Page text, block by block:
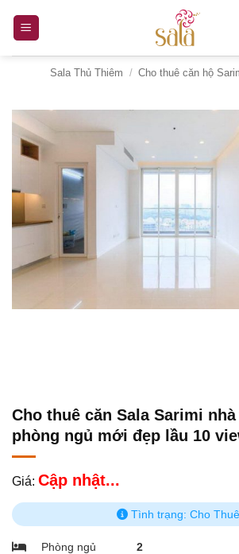
nội
Sala Thủ Thiêm / Cho thuê căn hộ
Cho thuê căn Sala Sarimi
phòng ngủ mới đẹp lầu 10
Giá: Cập nhật...
Tình trạng: Cho Thuê
Phòng ngủ 2